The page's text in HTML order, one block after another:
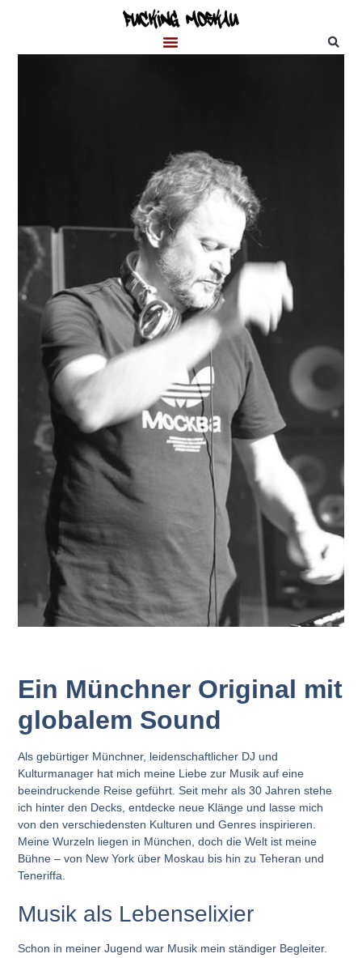
Ein Münchner Original mit
globalem Sound
Als gebürtiger Münchner, leidenschaftlicher DJ und
Kulturmanager hat mich meine Liebe zur Musik auf eine
beeindruckende Reise geführt. Seit mehr als 30 Jahren stehe
ich hinter den Decks, entdecke neue Klänge und lasse mich
von den verschiedensten Kulturen und Genres inspirieren.
Meine Wurzeln liegen in München, doch die Welt ist meine
Bühne – von New York über Moskau bis hin zu Teheran und
Teneriffa.
Musik als Lebenselixier
Schon in meiner Jugend war Musik mein ständiger Begleiter.